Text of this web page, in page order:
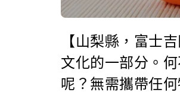
【山梨縣，富士
文化的一部分。
呢？無需攜帶任何